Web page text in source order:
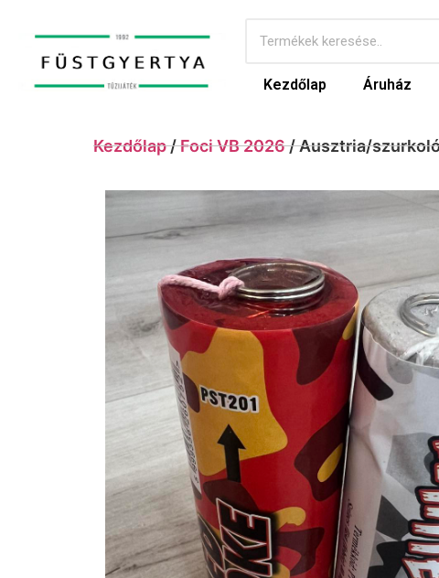
Kezdőlap Áruház
Kezdőlap/Foci VB 2026/ Ausztria/